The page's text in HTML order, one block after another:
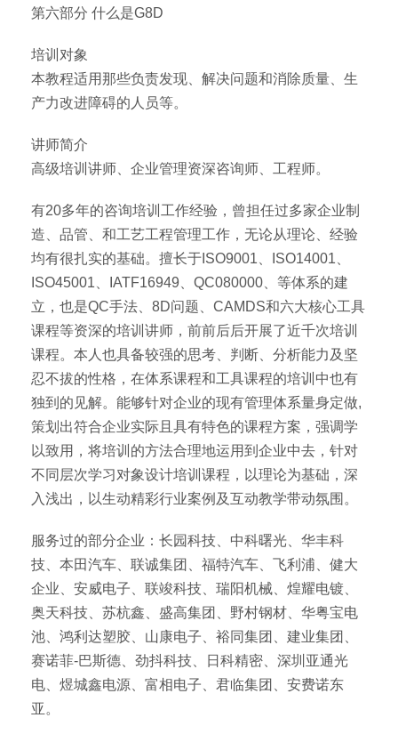
第六部分 什么是G8D
培训对象
本教程适用那些负责发现、解决问题和消除质量、生
产力改进障碍的人员等。
讲师简介
高级培训讲师、企业管理资深咨询师、工程师。
有20多年的咨询培训工作经验，曾担任过多家企业制
造、品管、和工艺工程管理工作，无论从理论、经验
均有很扎实的基础。擅长于ISO9001、ISO14001、
ISO45001、IATF16949、QC080000、等体系的建
立，也是QC手法、8D问题、CAMDS和六大核心工具
课程等资深的培训讲师，前前后后开展了近千次培训
课程。本人也具备较强的思考、判断、分析能力及坚
忍不拔的性格，在体系课程和工具课程的培训中也有
独到的见解。能够针对企业的现有管理体系量身定做,
策划出符合企业实际且具有特色的课程方案，强调学
以致用，将培训的方法合理地运用到企业中去，针对
不同层次学习对象设计培训课程，以理论为基础，深
入浅出，以生动精彩行业案例及互动教学带动氛围。
服务过的部分企业：长园科技、中科曙光、华丰科
技、本田汽车、联诚集团、福特汽车、飞利浦、健大
企业、安威电子、联竣科技、瑞阳机械、煌耀电镀、
奥天科技、苏杭鑫、盛高集团、野村钢材、华粤宝电
池、鸿利达塑胶、山康电子、裕同集团、建业集团、
赛诺菲-巴斯德、劲抖科技、日科精密、深圳亚通光
电、煜城鑫电源、富相电子、君临集团、安费诺东
亚。